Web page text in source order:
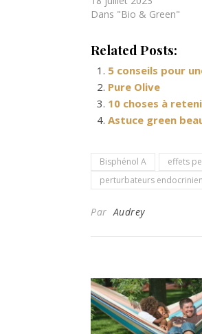
Dans "Bio & Green"
Related Posts:
5 conseils pour
Pure Olive
10 choses à
Astuce green
Bisphénol A effets
perturbateurs
ParAudrey